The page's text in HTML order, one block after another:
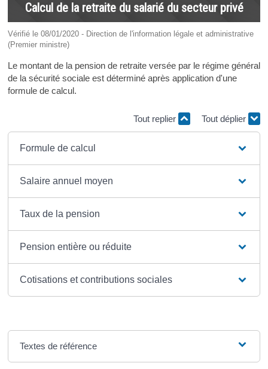
Calcul de la retraite du salarié du secteur privé
Vérifié le 08/01/2020 - Direction de l'information légale et administrative
(Premier ministre)
Le montant de la pension de retraite versée par le régime général
de la sécurité sociale est déterminé après application d'une
formule de calcul.
Tout replier Tout déplier
Formule de calcul
Salaire annuel moyen
Taux de la pension
Pension entière ou réduite
Cotisations et contributions sociales
Textes de référence